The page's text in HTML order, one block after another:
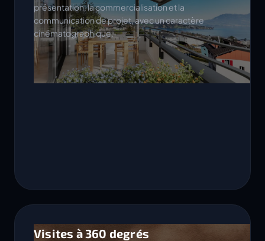
présentation, la commercialisation et la
communication de projet, avec un caractère
cinématographique.
Visites à 360 degrés